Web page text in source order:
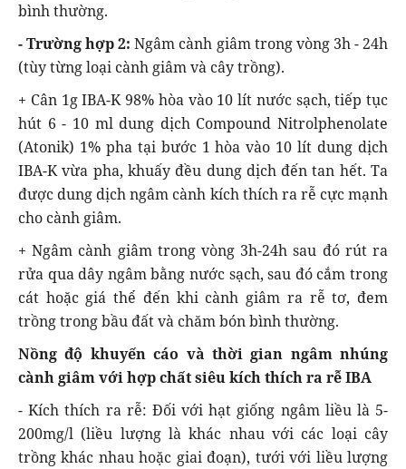
bình thường.
- Trường hợp 2:Ngâm cành giâm trong vòng 3h - 24h
(tùy từng loại cành giâm và cây trồng).
+ Cân 1g IBA-K 98% hòa vào 10 lít nước sạch, tiếp tục
hút 6 - 10 ml dung dịch Compound Nitrolphenolate
(Atonik) 1% pha tại bước 1 hòa vào 10 lít dung dịch
IBA-K vừa pha, khuấy đều dung dịch đến tan hết. Ta
được dung dịch ngâm cành kích thích ra rễ cực mạnh
cho cành giâm.
+ Ngâm cành giâm trong vòng 3h-24h sau đó rút ra
rửa qua dây ngâm bằng nước sạch, sau đó cắm trong
cát hoặc giá thể đến khi cành giâm ra rễ tơ, đem
trồng trong bầu đất và chăm bón bình thường.
Nồng độ khuyến cáo và thời gian ngâm nhúng
cành giâm với hợp chất siêu kích thích ra rễ IBA
- Kích thích ra rễ: Đối với hạt giống ngâm liều là 5-
200mg/l (liều lượng là khác nhau với các loại cây
trồng khác nhau hoặc giai đoạn), tưới với liều lượng